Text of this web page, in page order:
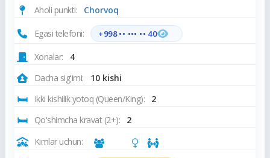
Aholi punkti:
Chorvoq
Egasi telefoni: +998 •• ••• •• 40
Xonalar:
4
Dacha sig'imi:
10 kishi
Ikki kishilik yotoq (Queen/King):
2
Qo'shimcha kravat (2+):
2
Kimlar uchun: